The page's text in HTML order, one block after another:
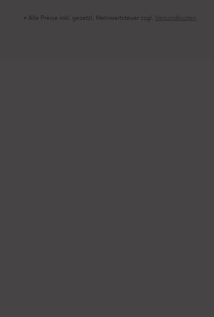
* Alle Preise inkl. gesetzl. Mehrwertsteuer zzgl. Versandkosten